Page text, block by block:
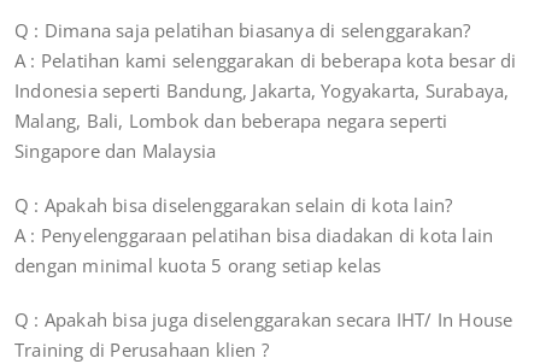
Q : Dimana saja pelatihan biasanya di selenggarakan?
A : Pelatihan kami selenggarakan di beberapa kota besar di
Indonesia seperti Bandung, Jakarta, Yogyakarta, Surabaya,
Malang, Bali, Lombok dan beberapa negara seperti
Singapore dan Malaysia
Q : Apakah bisa diselenggarakan selain di kota lain?
A : Penyelenggaraan pelatihan bisa diadakan di kota lain
dengan minimal kuota 5 orang setiap kelas
Q : Apakah bisa juga diselenggarakan secara IHT/ In House
Training di Perusahaan klien ?